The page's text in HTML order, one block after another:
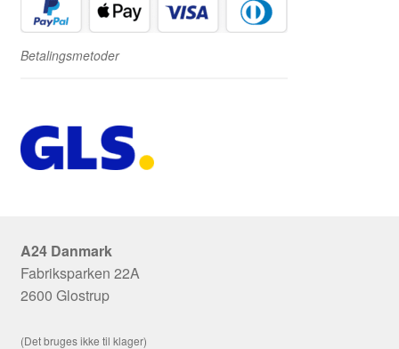
Betalingsmetoder
A24 Danmark
Fabriksparken 22A
2600 Glostrup
(Det bruges ikke til klager)